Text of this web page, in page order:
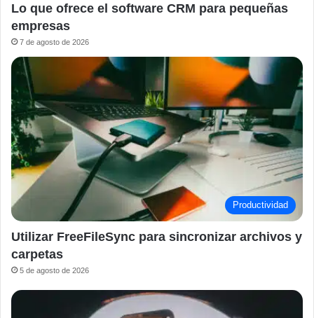
Lo que ofrece el software CRM para pequeñas
empresas
7 de agosto de 2026
Productividad
Utilizar FreeFileSync para sincronizar archivos y
carpetas
5 de agosto de 2026